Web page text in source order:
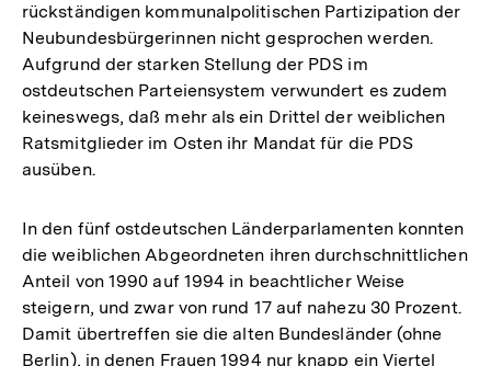
Auflösung
der
Fußnote
rückständigen kommunalpolitischen Partizipation der
Neubundesbürgerinnen nicht gesprochen werden.
Aufgrund der starken Stellung der PDS im
ostdeutschen Parteiensystem verwundert es zudem
keineswegs, daß mehr als ein Drittel der weiblichen
Ratsmitglieder im Osten ihr Mandat für die PDS
ausüben.
In den fünf ostdeutschen Länderparlamenten konnten
die weiblichen Abgeordneten ihren durchschnittlichen
Anteil von 1990 auf 1994 in beachtlicher Weise
steigern, und zwar von rund 17 auf nahezu 30 Prozent.
Damit übertreffen sie die alten Bundesländer (ohne
Berlin), in denen Frauen 1994 nur knapp ein Viertel
Zum